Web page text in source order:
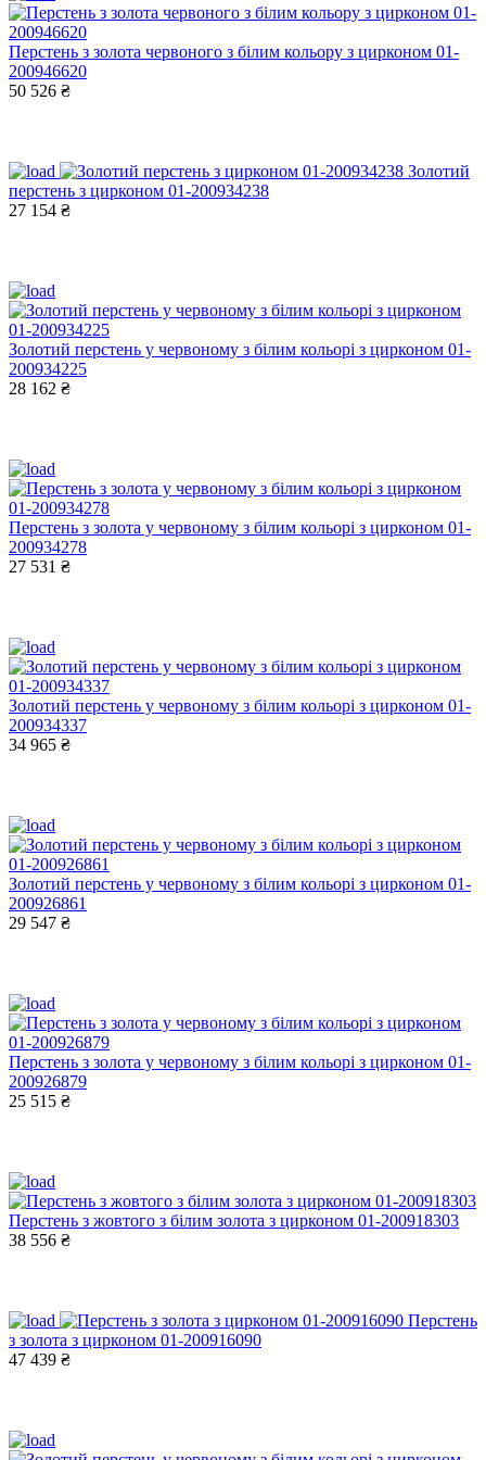
Перстень з золота червоного з білим кольору з цирконом 01-
200946620
50 526 ₴
Золотий
перстень з цирконом 01-200934238
27 154 ₴
Золотий перстень у червоному з білим кольорі з цирконом 01-
200934225
28 162 ₴
Перстень з золота у червоному з білим кольорі з цирконом 01-
200934278
27 531 ₴
Золотий перстень у червоному з білим кольорі з цирконом 01-
200934337
34 965 ₴
Золотий перстень у червоному з білим кольорі з цирконом 01-
200926861
29 547 ₴
Перстень з золота у червоному з білим кольорі з цирконом 01-
200926879
25 515 ₴
Перстень з жовтого з білим золота з цирконом 01-200918303
38 556 ₴
Перстень
з золота з цирконом 01-200916090
47 439 ₴